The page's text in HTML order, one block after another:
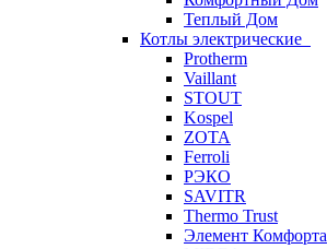
Теплый Дом
Котлы электрические
Protherm
Vaillant
STOUT
Kospel
ZOTA
Ferroli
РЭКО
SAVITR
Thermo Trust
Элемент Комфорта